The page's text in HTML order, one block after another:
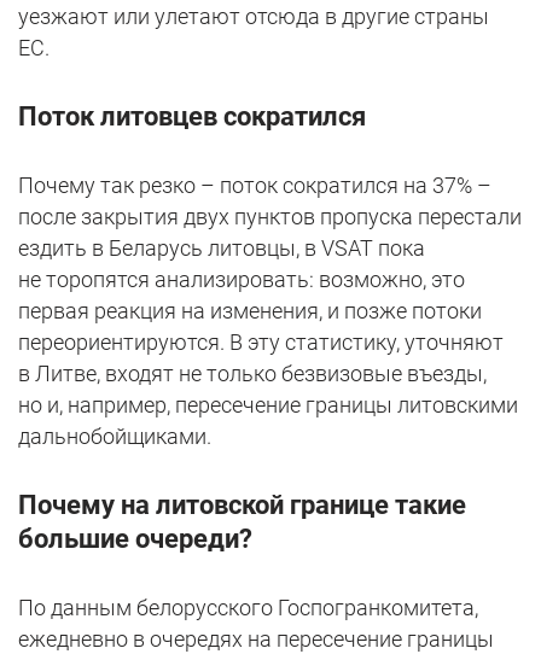
уезжают или улетают отсюда в другие страны
ЕС.
Поток литовцев сократился
Почему так резко – поток сократился на 37% –
после закрытия двух пунктов пропуска перестали
ездить в Беларусь литовцы, в VSAT пока
не торопятся анализировать: возможно, это
первая реакция на изменения, и позже потоки
переориентируются. В эту статистику, уточняют
в Литве, входят не только безвизовые въезды,
но и, например, пересечение границы литовскими
дальнобойщиками.
Почему на литовской границе такие
большие очереди?
По данным белорусского Госпогранкомитета,
ежедневно в очередях на пересечение границы